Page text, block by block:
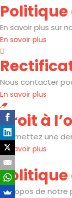
Politique
En savoir plus sur
En savoir plus
Nous contacter
En savoir plus
Droit à
Soumettez une
En savoir plus
A propos de